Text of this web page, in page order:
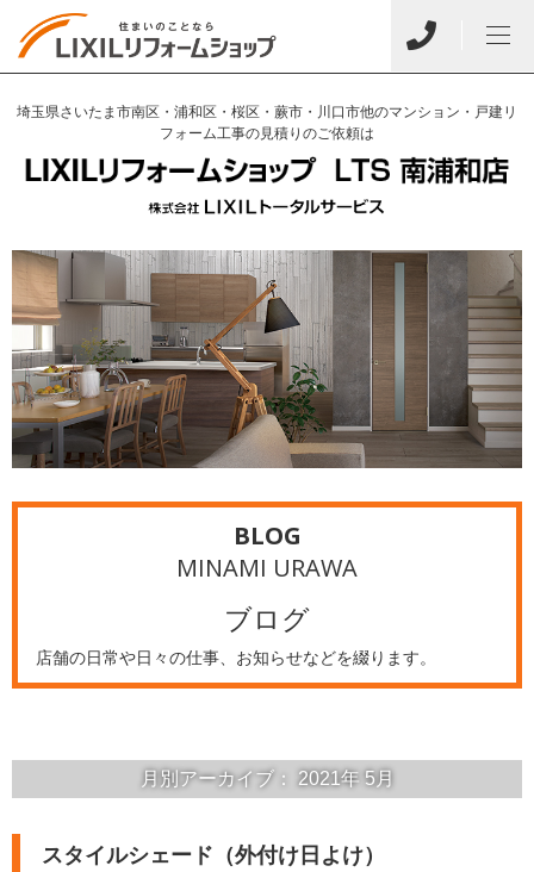
埼玉県さいたま市南区・浦和区・桜区・蕨市・川口市他のマンション・戸建リ
フォーム工事の見積りのご依頼は
BLOG
MINAMI URAWA
ブログ
店舗の日常や日々の仕事、お知らせなどを綴ります。
月別アーカイブ： 2021年 5月
スタイルシェード（外付け日よけ）